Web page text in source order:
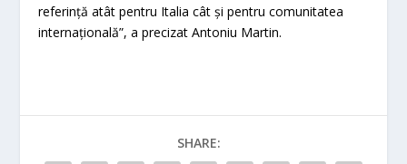
referință atât pentru Italia cât și pentru comunitatea
internațională”, a precizat Antoniu Martin.
SHARE: